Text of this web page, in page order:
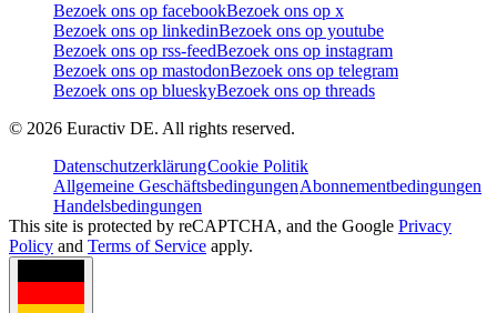
Bezoek ons op facebookBezoek ons op x
Bezoek ons op linkedinBezoek ons op youtube
Bezoek ons op rss-feedBezoek ons op instagram
Bezoek ons op mastodonBezoek ons op telegram
Bezoek ons op blueskyBezoek ons op threads
© 2026 Euractiv DE. All rights reserved.
DatenschutzerklärungCookie Politik
Allgemeine GeschäftsbedingungenAbonnementbedingungen
Handelsbedingungen
This site is protected by reCAPTCHA, and the Google Privacy
Policy and Terms of Service apply.